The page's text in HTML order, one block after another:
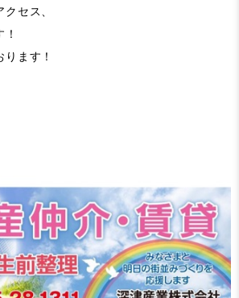
セス、
ます！